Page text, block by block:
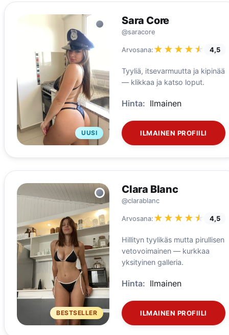
UUSI
Sara Core
@saracore
Arvosana:★★★★★
★★★★★ 4,5
Tyyliä, itsevarmuutta ja kipinää
— klikkaa ja katso loput.
Hinta: Ilmainen
ILMAINEN PROFIILI
BESTSELLER
Clara Blanc
@clarablanc
Arvosana:★★★★★
★★★★★ 4,5
Hillityn tyylikäs mutta pirullisen
vetovoimainen — kurkkaa
yksityinen galleria.
Hinta: Ilmainen
ILMAINEN PROFIILI